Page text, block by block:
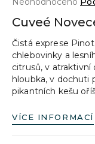
produktu
0,0
z
5
hvězdiček.
Cuveé
Čistá exprese
chlebovinky a
citrusů, v atraktivní
hloubka, v dochuti
pikantních kešu
VÍCE INFORMACÍ
a
j
í
t
?